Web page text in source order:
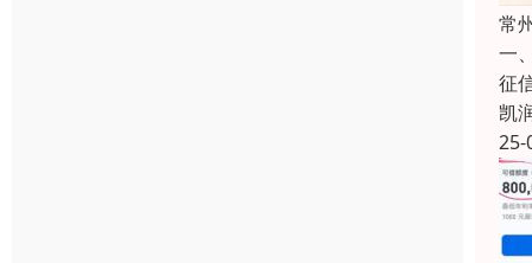
常
一
征
凯
25-